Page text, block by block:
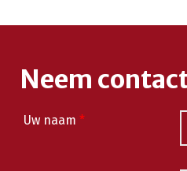
Neem
Uw naam *